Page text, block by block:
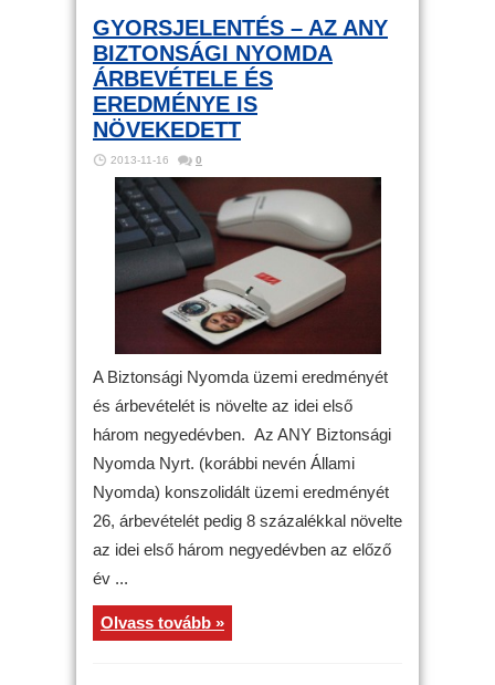
GYORSJELENTÉS – AZ ANY
BIZTONSÁGI NYOMDA
ÁRBEVÉTELE ÉS
EREDMÉNYE IS
NÖVEKEDETT
2013-11-16 0
A Biztonsági Nyomda üzemi eredményét
és árbevételét is növelte az idei első
három negyedévben. Az ANY Biztonsági
Nyomda Nyrt. (korábbi nevén Állami
Nyomda) konszolidált üzemi eredményét
26, árbevételét pedig 8 százalékkal növelte
az idei első három negyedévben az előző
év ...
Olvass tovább »